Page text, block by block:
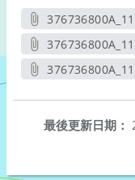
最後更新日期：